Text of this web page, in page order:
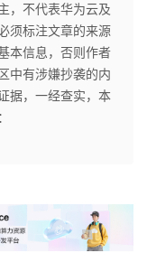
，不代表华为云及
须标注文章的来源
本信息，否则作者
中有涉嫌抄袭的内
据，一经查实，本